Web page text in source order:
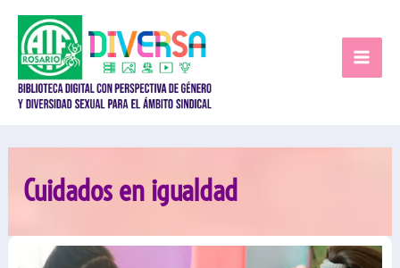
contenido
Cuidados en igualdad